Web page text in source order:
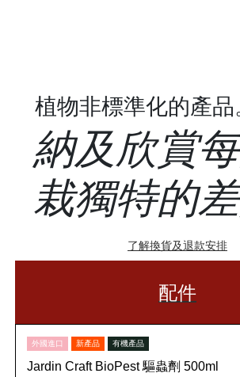
植物非標準化的產品
納及欣賞
栽獨特的差
了解換貨及退款安排
配件
外國進口 新產品 有機產品
Jardin Craft BioPest 驅蟲劑 500ml